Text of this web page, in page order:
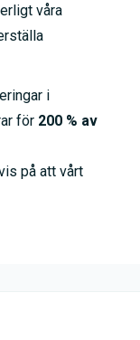
våra
i
för 200 % av
på att vårt